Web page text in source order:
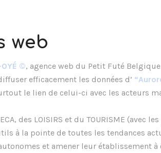
web
OYÉ ©, agence web du Petit Futé
efficacement les données d’
le lien de celui-ci avec les acteurs
des LOISIRS et du TOURISME (avec
à la pointe de toutes les tendances
et amener leur établissement